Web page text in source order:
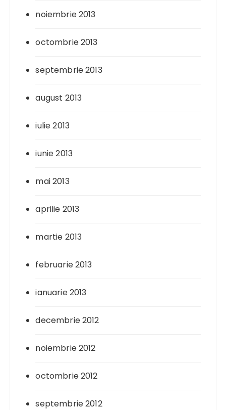
noiembrie 2013
octombrie 2013
septembrie 2013
august 2013
iulie 2013
iunie 2013
mai 2013
aprilie 2013
martie 2013
februarie 2013
ianuarie 2013
decembrie 2012
noiembrie 2012
octombrie 2012
septembrie 2012